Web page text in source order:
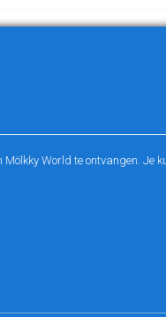
World te ontvangen. Je